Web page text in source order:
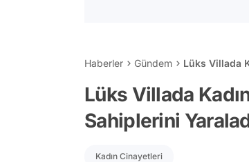
Haberler Gündem Lüks Villada
Lüks Villada
Sahiplerini
Kadın Cinayetleri